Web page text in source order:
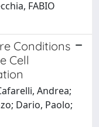
FABIO
Conditions
Cell
Andrea;
Dario, Paolo;